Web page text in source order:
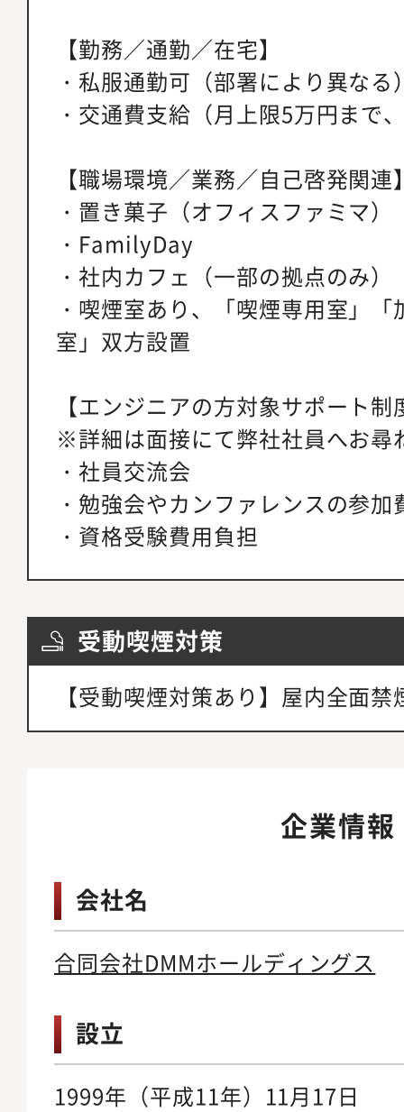
【勤務／通勤／在宅】
・私服通勤可（部署により異なる
・交通費支給（月上限5万円まで
【職場環境／業務／自己啓発関連
・置き菓子（オフィスファミマ）
・FamilyDay
・社内カフェ（一部の拠点のみ）
・喫煙室あり、「喫煙専用室」
室」双方設置
【エンジニアの方対象サポート制
※詳細は面接にて弊社社員へお尋
・社員交流会
・勉強会やカンファレンスの参加
・資格受験費用負担
受動喫煙対策
【受動喫煙対策あり】屋内全面禁
企業情報
会社名
合同会社DMMホールディングス
設立
1999年（平成11年）11月17日